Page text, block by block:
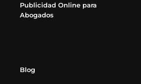
Publicidad Online para
Abogados
Blog